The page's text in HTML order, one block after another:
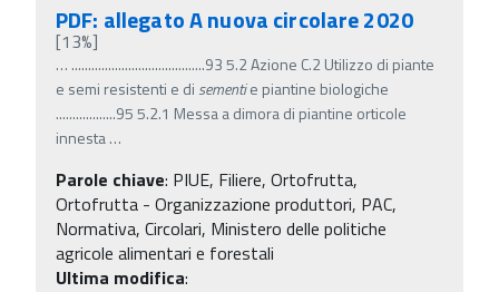
PDF: allegato A nuova circolare 2020
[13%]
… ........................................93 5.2 Azione C.2 Utilizzo di piante
e semi resistenti e di sementie piantine biologiche
..................95 5.2.1 Messa a dimora di piantine orticole
innesta…
Parole chiave: PIUE, Filiere, Ortofrutta,
Ortofrutta - Organizzazione produttori, PAC,
Normativa, Circolari, Ministero delle politiche
agricole alimentari e forestali
Ultima modifica: